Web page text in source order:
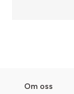
Om oss